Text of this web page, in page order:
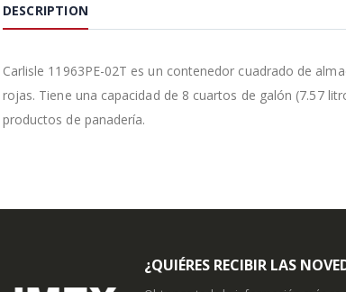
DESCRIPTION
Carlisle 11963PE-02T es un contenedor cuadrado de
rojas. Tiene una capacidad de 8 cuartos de galón (7.57
productos de panadería.
¿QUIÉRES RECIBIR LAS